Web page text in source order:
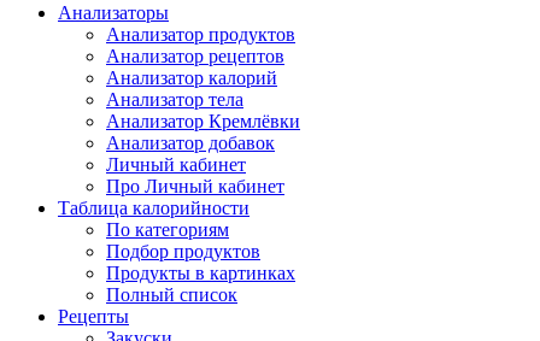
Анализаторы
Анализатор продуктов
Анализатор рецептов
Анализатор калорий
Анализатор тела
Анализатор Кремлёвки
Анализатор добавок
Личный кабинет
Про Личный кабинет
Таблица калорийности
По категориям
Подбор продуктов
Продукты в картинках
Полный список
Рецепты